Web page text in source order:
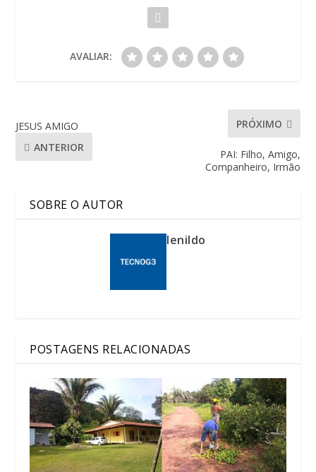
AVALIAR:
JESUS AMIGO
ANTERIOR
PRÓXIMO
PAI: Filho, Amigo,
Companheiro, Irmão
SOBRE O AUTOR
lenildo
POSTAGENS RELACIONADAS